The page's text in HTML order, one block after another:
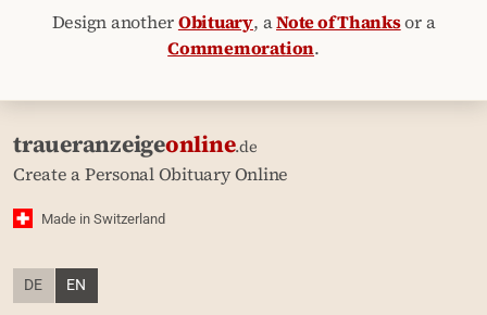
Design anotherObituary, aNote of Thanksor a
Commemoration.
traueranzeigeonline.de
Create a Personal Obituary Online
Made in Switzerland
DE EN